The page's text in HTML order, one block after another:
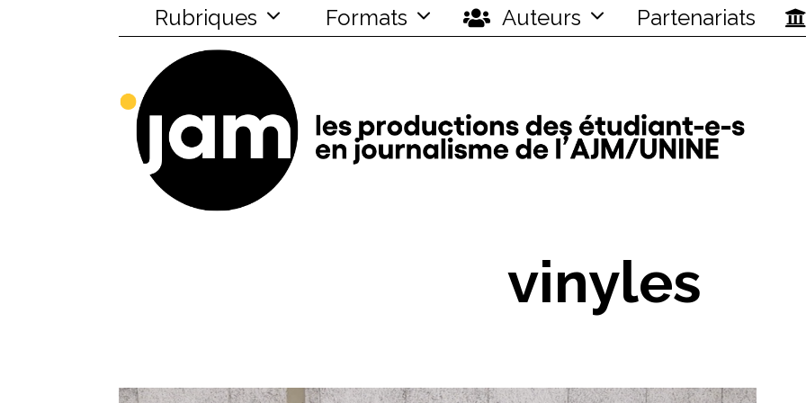
Rubriques Formats Auteurs Partenariats
vinyles